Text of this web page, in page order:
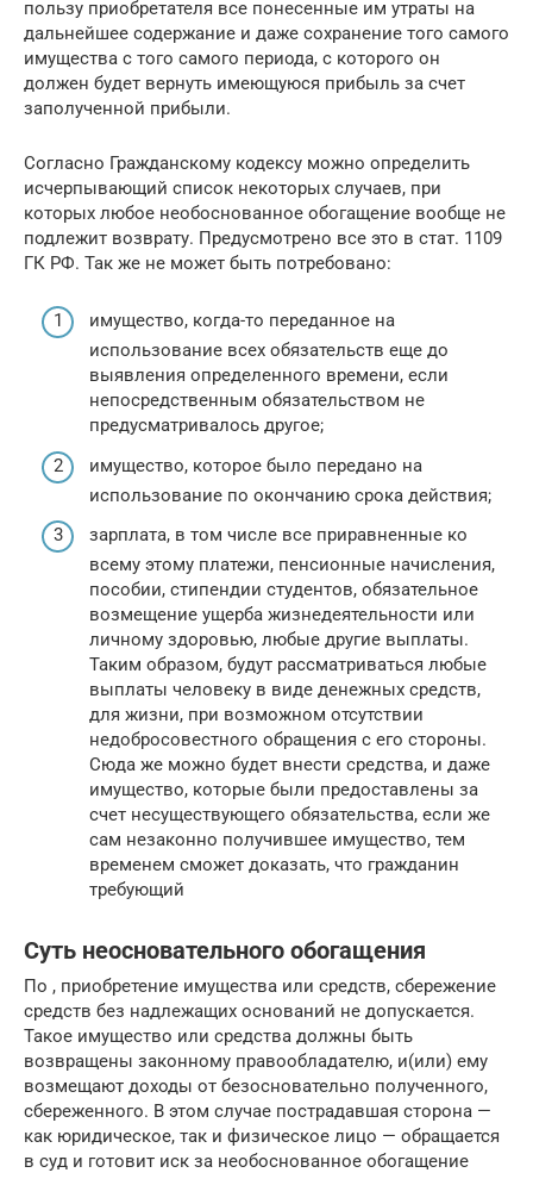
пользу приобретателя все понесенные им утраты на
дальнейшее содержание и даже сохранение того самого
имущества с того самого периода, с которого он
должен будет вернуть имеющуюся прибыль за счет
заполученной прибыли.
Согласно Гражданскому кодексу можно определить
исчерпывающий список некоторых случаев, при
которых любое необоснованное обогащение вообще не
подлежит возврату. Предусмотрено все это в стат. 1109
ГК РФ. Так же не может быть потребовано:
имущество, когда-то переданное на
использование всех обязательств еще до
выявления определенного времени, если
непосредственным обязательством не
предусматривалось другое;
имущество, которое было передано на
использование по окончанию срока действия;
зарплата, в том числе все приравненные ко
всему этому платежи, пенсионные начисления,
пособии, стипендии студентов, обязательное
возмещение ущерба жизнедеятельности или
личному здоровью, любые другие выплаты.
Таким образом, будут рассматриваться любые
выплаты человеку в виде денежных средств,
для жизни, при возможном отсутствии
недобросовестного обращения с его стороны.
Сюда же можно будет внести средства, и даже
имущество, которые были предоставлены за
счет несуществующего обязательства, если же
сам незаконно получившее имущество, тем
временем сможет доказать, что гражданин
требующий
Суть неосновательного обогащения
По , приобретение имущества или средств, сбережение
средств без надлежащих оснований не допускается.
Такое имущество или средства должны быть
возвращены законному правообладателю, и(или) ему
возмещают доходы от безосновательно полученного,
сбереженного. В этом случае пострадавшая сторона —
как юридическое, так и физическое лицо — обращается
в суд и готовит иск за необоснованное обогащение